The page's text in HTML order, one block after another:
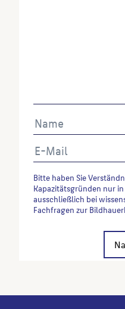
Bitte haben Sie
Kapazitätsgründen nur
ausschließlich bei
Fachfragen zur